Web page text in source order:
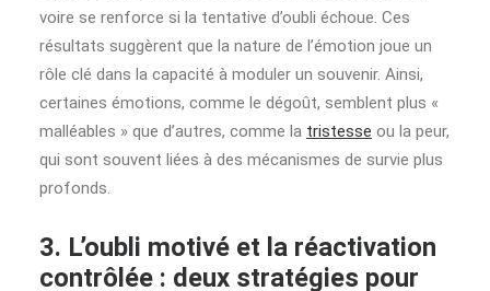
voire se renforce si la tentative d’oubli échoue. Ces
résultats suggèrent que la nature de l’émotion joue un
rôle clé dans la capacité à moduler un souvenir. Ainsi,
certaines émotions, comme le dégoût, semblent plus «
malléables » que d’autres, comme la tristesse ou la peur,
qui sont souvent liées à des mécanismes de survie plus
profonds.
3. L’oubli motivé et la réactivation
contrôlée : deux stratégies pour